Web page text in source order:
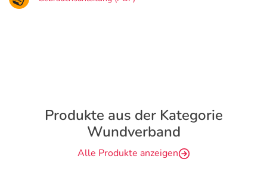
Produkte aus der Kategorie
Wundverband
Alle Produkte anzeigen